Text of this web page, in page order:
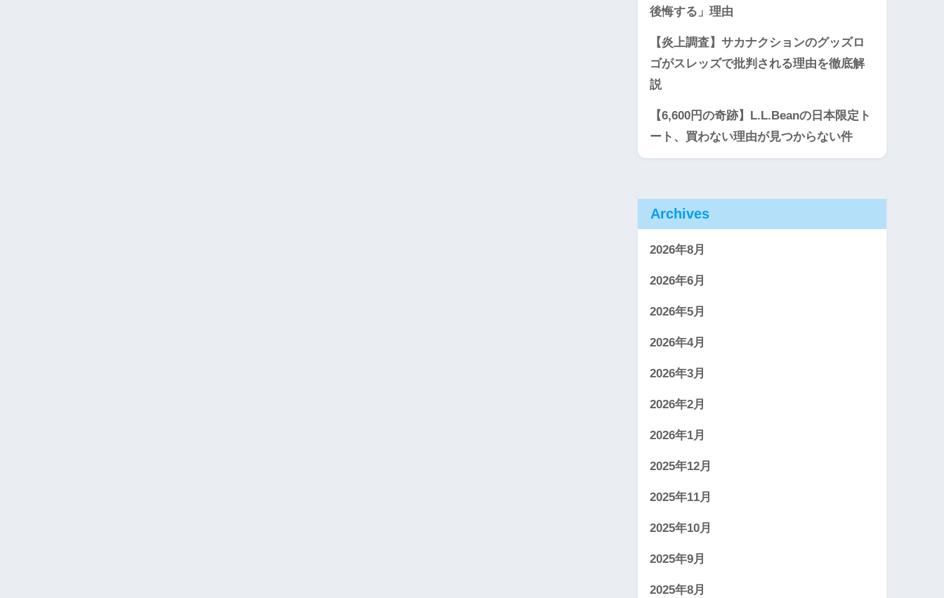
後悔する」理由
【炎上調査】サカナクションのグッズロ
ゴがスレッズで批判される理由を徹底解
説
【6,600円の奇跡】L.L.Beanの日本限定ト
ート、買わない理由が見つからない件
Archives
2026年8月
2026年6月
2026年5月
2026年4月
2026年3月
2026年2月
2026年1月
2025年12月
2025年11月
2025年10月
2025年9月
2025年8月